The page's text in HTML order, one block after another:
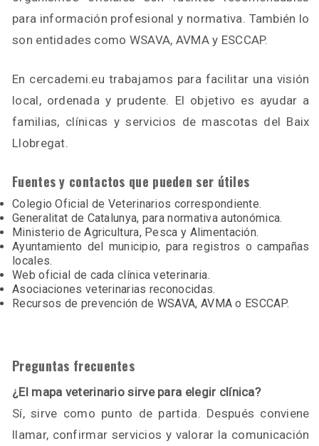
para información profesional y normativa. También lo
son entidades como WSAVA, AVMA y ESCCAP.
En cercademi.eu trabajamos para facilitar una visión
local, ordenada y prudente. El objetivo es ayudar a
familias, clínicas y servicios de mascotas del Baix
Llobregat.
Fuentes y contactos que pueden ser útiles
Colegio Oficial de Veterinarios correspondiente.
Generalitat de Catalunya, para normativa autonómica.
Ministerio de Agricultura, Pesca y Alimentación.
Ayuntamiento del municipio, para registros o campañas
locales.
Web oficial de cada clínica veterinaria.
Asociaciones veterinarias reconocidas.
Recursos de prevención de WSAVA, AVMA o ESCCAP.
Preguntas frecuentes
¿El mapa veterinario sirve para elegir clínica?
Sí, sirve como punto de partida. Después conviene
llamar, confirmar servicios y valorar la comunicación